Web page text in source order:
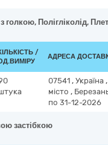
голкою, Полігліколід,
/
АДРЕСА
07541 , Україна ,
місто ,
по 31-12-2026
застібкою